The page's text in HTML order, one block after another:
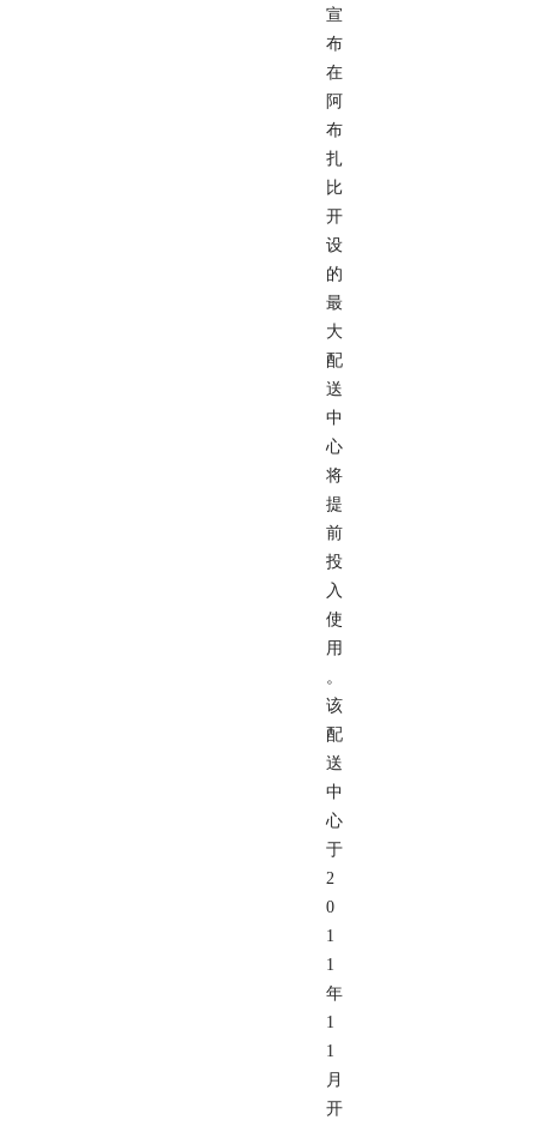
宣
布
在
阿
布
扎
比
开
设
的
最
大
配
送
中
心
将
提
前
投
入
使
用
。
该
配
送
中
心
于
2
0
1
1
年
1
1
月
开